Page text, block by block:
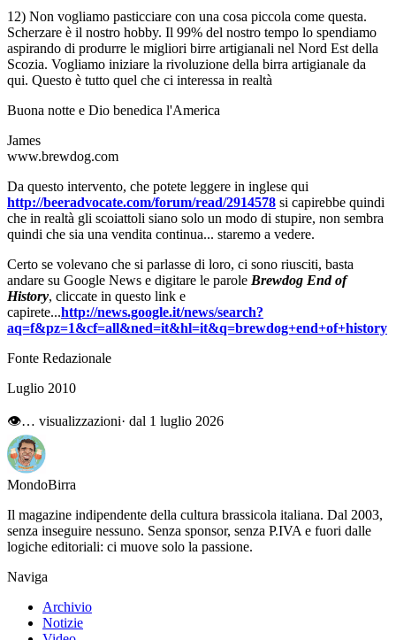
12) Non vogliamo pasticciare con una cosa piccola come questa.
Scherzare è il nostro hobby. Il 99% del nostro tempo lo spendiamo
aspirando di produrre le migliori birre artigianali nel Nord Est della
Scozia. Vogliamo iniziare la rivoluzione della birra artigianale da
qui. Questo è tutto quel che ci interessa in realtà
Buona notte e Dio benedica l'America
James
www.brewdog.com
Da questo intervento, che potete leggere in inglese qui
http://beeradvocate.com/forum/read/2914578 si capirebbe quindi
che in realtà gli scoiattoli siano solo un modo di stupire, non sembra
quindi che sia una vendita continua... staremo a vedere.
Certo se volevano che si parlasse di loro, ci sono riusciti, basta
andare su Google News e digitare le parole Brewdog End of
History, cliccate in questo link e
capirete...http://news.google.it/news/search?
aq=f&pz=1&cf=all&ned=it&hl=it&q=brewdog+end+of+history
Fonte Redazionale
Luglio 2010
👁… visualizzazioni· dal 1 luglio 2026
MondoBirra
Il magazine indipendente della cultura brassicola italiana. Dal 2003,
senza inseguire nessuno. Senza sponsor, senza P.IVA e fuori dalle
logiche editoriali: ci muove solo la passione.
Naviga
Archivio
Notizie